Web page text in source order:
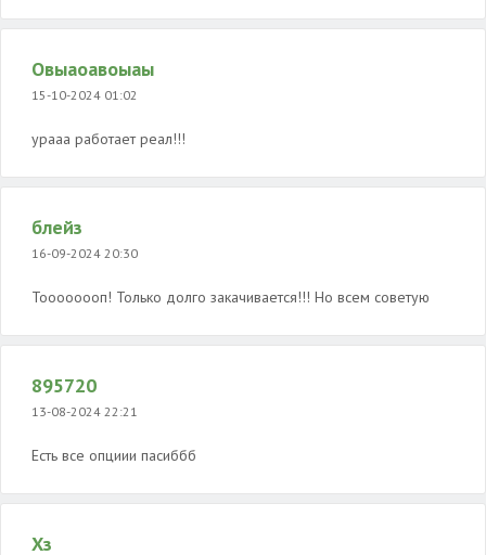
Овыаоавоыаы
15-10-2024 01:02
урааа работает реал!!!
блейз
16-09-2024 20:30
Тоооооооп! Только долго закачивается!!! Но всем советую
895720
13-08-2024 22:21
Есть все опциии пасиббб
Хз